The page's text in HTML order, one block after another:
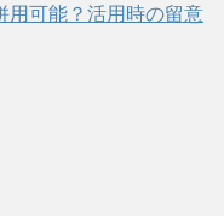
用可能？活用時の留意